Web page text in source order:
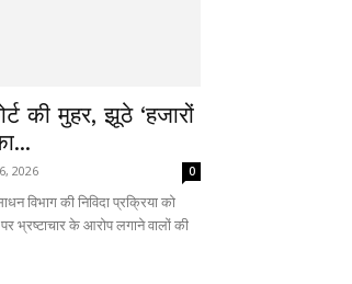
की मुहर, झूठे ‘हजारों
2026 0
की निविदा प्रक्रिया को
भ्रष्टाचार के आरोप लगाने वालों की